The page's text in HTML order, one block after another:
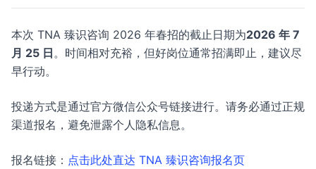
本次 TNA 臻识咨询 2026 年春招的截止日期为2026 年 7
月 25 日。时间相对充裕，但好岗位通常招满即止，建议尽
早行动。
投递方式是通过官方微信公众号链接进行。请务必通过正规
渠道报名，避免泄露个人隐私信息。
报名链接： 点击此处直达 TNA 臻识咨询报名页